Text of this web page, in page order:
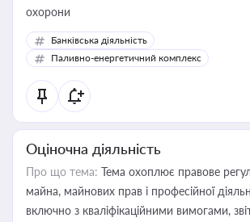
охорони
Банківська діяльність
Паливно-енергетичний комплекс
Оціночна діяльність
Про що тема: Тема охоплює правове
майна, майнових прав і професійної
включно з кваліфікаційними вимогами,